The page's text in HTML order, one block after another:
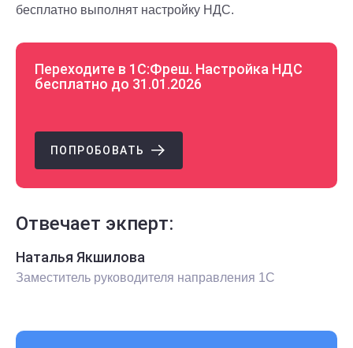
бесплатно выполнят настройку НДС.
Переходите в 1С:Фреш. Настройка НДС
бесплатно до 31.01.2026
ПОПРОБОВАТЬ
Отвечает экперт:
Наталья Якшилова
Заместитель руководителя направления 1С